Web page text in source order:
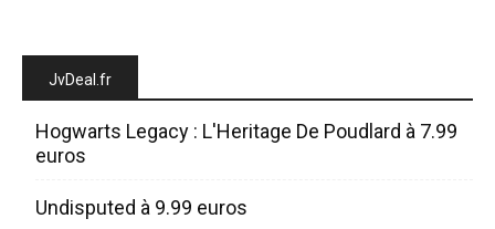
JvDeal.fr
Hogwarts Legacy : L'Heritage De Poudlard à 7.99
euros
Undisputed à 9.99 euros